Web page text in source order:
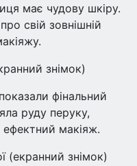
має чудову шкіру.
свій зовнішній
знімок)
фінальний
руду перуку,
ефектний макіяж.
(екранний знімок)